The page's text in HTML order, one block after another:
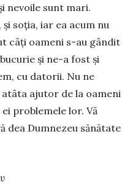
nevoile sunt mari.
soția, iar ea acum nu
câți oameni s-au gândit
și ne-a fost și
cu da­torii. Nu ne
ajutor de la oameni
problemele lor. Vă
dea Dum­nezeu sănătate